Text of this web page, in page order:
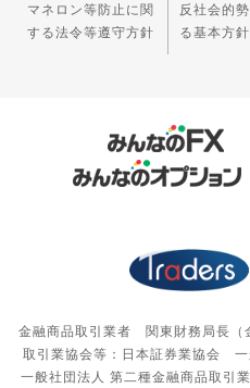
マネロン等防止に関
する法令等遵守方針
反社会的
る基本方針
金融商品取引業者 関東財務局長
取引業協会等：日本証券業協会
一般社団法人 第二種金融商品取引